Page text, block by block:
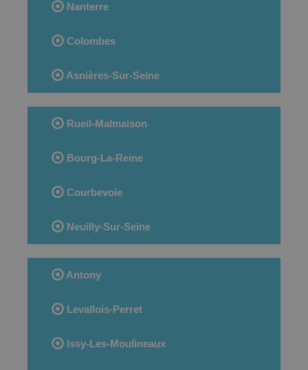
Nanterre
Colombes
Asnières-Sur-Seine
Rueil-Malmaison
Bourg-La-Reine
Courbevoie
Neuilly-Sur-Seine
Antony
Levallois-Perret
Issy-Les-Moulineaux